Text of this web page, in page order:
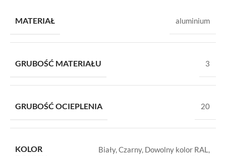
MATERIAŁ aluminium
GRUBOŚĆ MATERIAŁU 3
GRUBOŚĆ OCIEPLENIA 20
KOLOR
Biały, Czarny, Dowolny kolor RAL